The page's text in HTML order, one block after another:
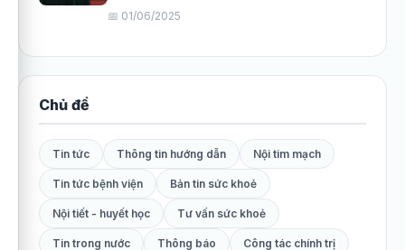
📅 01/06/2025
Chủ đề
Tin tức Thông tin hướng dẫn Nội tim mạch
Tin tức bệnh viện Bản tin sức khoẻ
Nội tiết - huyết học Tư vấn sức khoẻ
Tin trong nước Thông báo Công tác chính trị